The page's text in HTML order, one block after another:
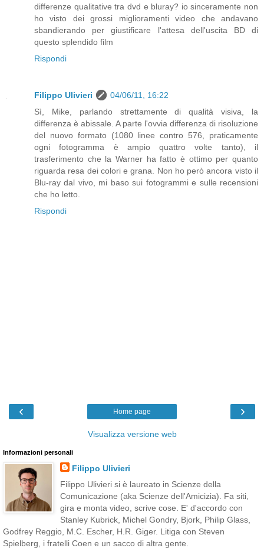
differenze qualitative tra dvd e bluray? io sinceramente non
ho visto dei grossi miglioramenti video che andavano
sbandierando per giustificare l'attesa dell'uscita BD di
questo splendido film
Rispondi
Filippo Ulivieri
04/06/11, 16:22
Sì, Mike, parlando strettamente di qualità visiva, la
differenza è abissale. A parte l'ovvia differenza di risoluzione
del nuovo formato (1080 linee contro 576, praticamente
ogni fotogramma è ampio quattro volte tanto), il
trasferimento che la Warner ha fatto è ottimo per quanto
riguarda resa dei colori e grana. Non ho però ancora visto il
Blu-ray dal vivo, mi baso sui fotogrammi e sulle recensioni
che ho letto.
Rispondi
‹ ›
Home page
Visualizza versione web
Informazioni personali
Filippo Ulivieri
Filippo Ulivieri si è laureato in Scienze della
Comunicazione (aka Scienze dell'Amicizia). Fa siti,
gira e monta video, scrive cose. E' d'accordo con
Stanley Kubrick, Michel Gondry, Bjork, Philip Glass,
Godfrey Reggio, M.C. Escher, H.R. Giger. Litiga con Steven
Spielberg, i fratelli Coen e un sacco di altra gente.